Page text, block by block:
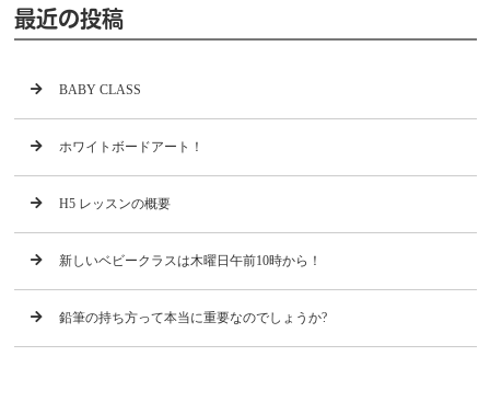
最近の投稿
BABY CLASS
ホワイトボードアート！
H5 レッスンの概要
新しいベビークラスは木曜日午前10時から！
鉛筆の持ち方って本当に重要なのでしょうか?